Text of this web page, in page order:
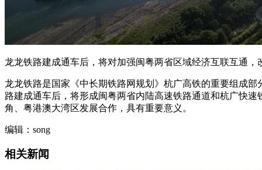
龙龙铁路建成通车后，将对加强闽粤两省区域经济互联互通
龙龙铁路是国家《中长期铁路网规划》杭广高铁的重要组成
路建成通车后，将形成闽粤两省内陆高速铁路通道和杭广快
角、粤港澳大湾区发展合作，具有重要意义。
编辑：song
相关新闻